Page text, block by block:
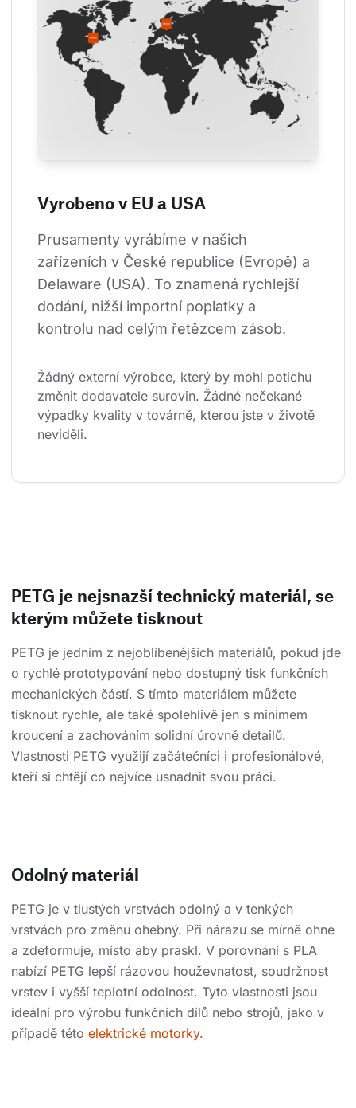
Vyrobeno v EU a USA
Prusamenty vyrábíme v našich
zařízeních v České republice (Evropě) a
Delaware (USA). To znamená rychlejší
dodání, nižší importní poplatky a
kontrolu nad celým řetězcem zásob.
Žádný externí výrobce, který by mohl potichu
změnit dodavatele surovin. Žádné nečekané
výpadky kvality v továrně, kterou jste v životě
neviděli.
PETG je nejsnazší technický materiál, se
kterým můžete tisknout
PETG je jedním z nejoblíbenějších materiálů, pokud jde
o rychlé prototypování nebo dostupný tisk funkčních
mechanických částí. S tímto materiálem můžete
tisknout rychle, ale také spolehlivě jen s minimem
kroucení a zachováním solidní úrovně detailů.
Vlastnosti PETG využijí začátečníci i profesionálové,
kteří si chtějí co nejvíce usnadnit svou práci.
Odolný materiál
PETG je v tlustých vrstvách odolný a v tenkých
vrstvách pro změnu ohebný. Při nárazu se mírně ohne
a zdeformuje, místo aby praskl. V porovnání s PLA
nabízí PETG lepší rázovou houževnatost, soudržnost
vrstev i vyšší teplotní odolnost. Tyto vlastnosti jsou
ideální pro výrobu funkčních dílů nebo strojů, jako v
případě této elektrické motorky.